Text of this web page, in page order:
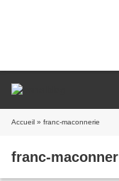
Accueil » franc-maconnerie
franc-